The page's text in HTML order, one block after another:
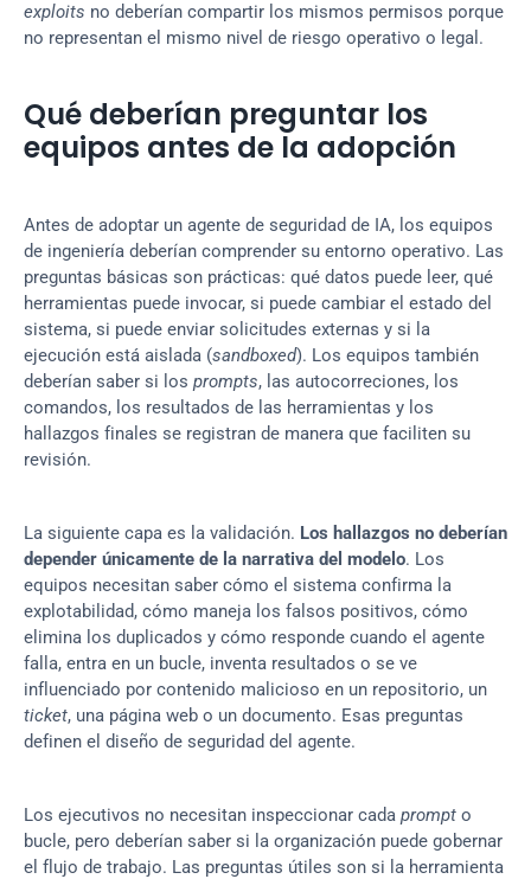
exploits no deberían compartir los mismos permisos porque
no representan el mismo nivel de riesgo operativo o legal.
Qué deberían preguntar los
equipos antes de la adopción
Antes de adoptar un agente de seguridad de IA, los equipos
de ingeniería deberían comprender su entorno operativo. Las
preguntas básicas son prácticas: qué datos puede leer, qué
herramientas puede invocar, si puede cambiar el estado del
sistema, si puede enviar solicitudes externas y si la
ejecución está aislada (sandboxed). Los equipos también
deberían saber si los prompts, las autocorreciones, los
comandos, los resultados de las herramientas y los
hallazgos finales se registran de manera que faciliten su
revisión.
La siguiente capa es la validación. Los hallazgos no deberían
depender únicamente de la narrativa del modelo. Los
equipos necesitan saber cómo el sistema confirma la
explotabilidad, cómo maneja los falsos positivos, cómo
elimina los duplicados y cómo responde cuando el agente
falla, entra en un bucle, inventa resultados o se ve
ticket, una página web o un documento. Esas preguntas
definen el diseño de seguridad del agente.
Los ejecutivos no necesitan inspeccionar cada prompt o
bucle, pero deberían saber si la organización puede gobernar
el flujo de trabajo. Las preguntas útiles son si la herramienta